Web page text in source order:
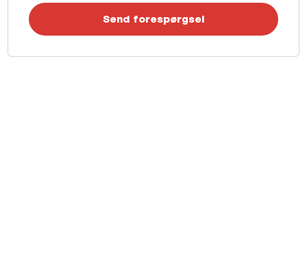
Send forespørgsel